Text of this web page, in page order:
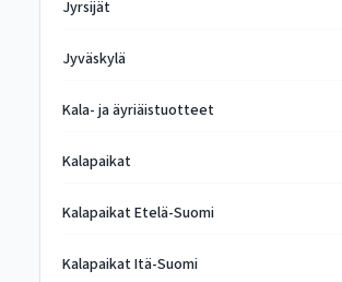
Jyrsijät
Jyväskylä
Kala- ja äyriäistuotteet
Kalapaikat
Kalapaikat Etelä-Suomi
Kalapaikat Itä-Suomi